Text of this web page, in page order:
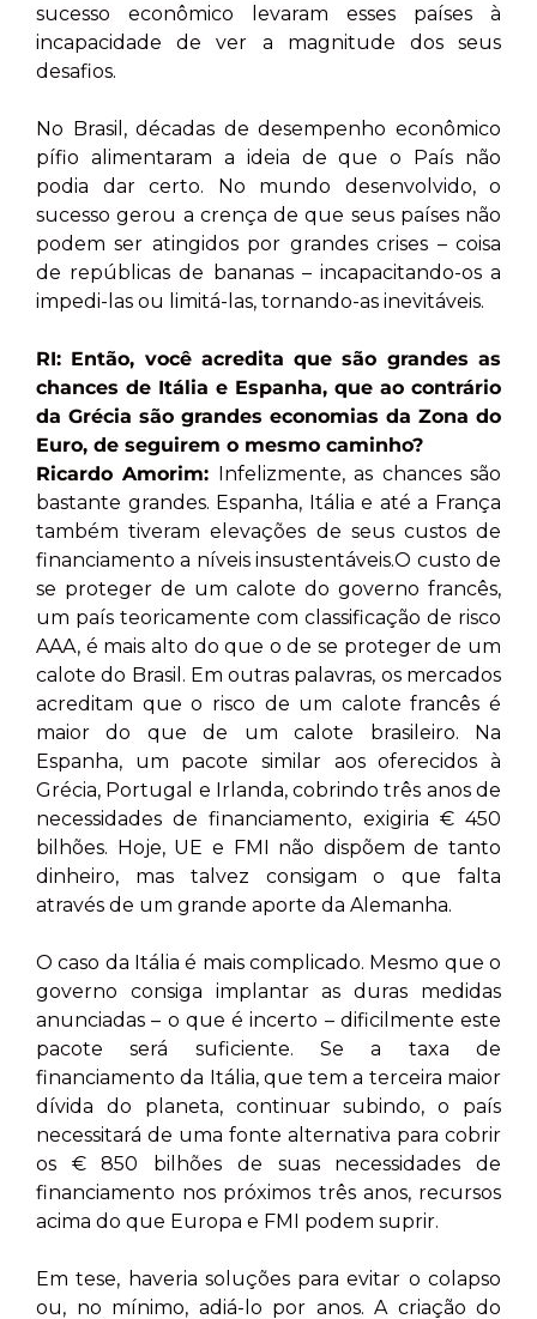
sucesso econômico levaram esses países à
incapacidade de ver a magnitude dos seus
desafios.
No Brasil, décadas de desempenho econômico
pífio alimentaram a ideia de que o País não
podia dar certo. No mundo desenvolvido, o
sucesso gerou a crença de que seus países não
podem ser atingidos por grandes crises – coisa
de repúblicas de bananas – incapacitando-os a
impedi-las ou limitá-las, tornando-as inevitáveis.
RI: Então, você acredita que são grandes as
chances de Itália e Espanha, que ao contrário
da Grécia são grandes economias da Zona do
Euro, de seguirem o mesmo caminho?
Ricardo Amorim: Infelizmente, as chances são
bastante grandes. Espanha, Itália e até a França
também tiveram elevações de seus custos de
financiamento a níveis insustentáveis.O custo de
se proteger de um calote do governo francês,
um país teoricamente com classificação de risco
AAA, é mais alto do que o de se proteger de um
calote do Brasil. Em outras palavras, os mercados
acreditam que o risco de um calote francês é
maior do que de um calote brasileiro. Na
Espanha, um pacote similar aos oferecidos à
Grécia, Portugal e Irlanda, cobrindo três anos de
necessidades de financiamento, exigiria € 450
bilhões. Hoje, UE e FMI não dispõem de tanto
dinheiro, mas talvez consigam o que falta
através de um grande aporte da Alemanha.
O caso da Itália é mais complicado. Mesmo que o
governo consiga implantar as duras medidas
anunciadas – o que é incerto – dificilmente este
pacote será suficiente. Se a taxa de
financiamento da Itália, que tem a terceira maior
dívida do planeta, continuar subindo, o país
necessitará de uma fonte alternativa para cobrir
os € 850 bilhões de suas necessidades de
financiamento nos próximos três anos, recursos
acima do que Europa e FMI podem suprir.
Em tese, haveria soluções para evitar o colapso
ou, no mínimo, adiá-lo por anos. A criação do